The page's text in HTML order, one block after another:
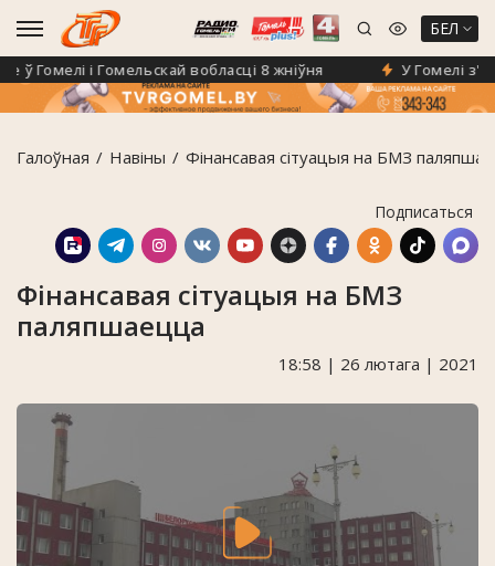
БЕЛ
і Гомельскай вобласці 8 жніўня У Гомелі
Галоўная Навiны Фінансавая сітуацыя на БМЗ
Подписаться
Фінансавая сітуацыя на БМЗ
паляпшаецца
18:58 | 26 лютага | 2021